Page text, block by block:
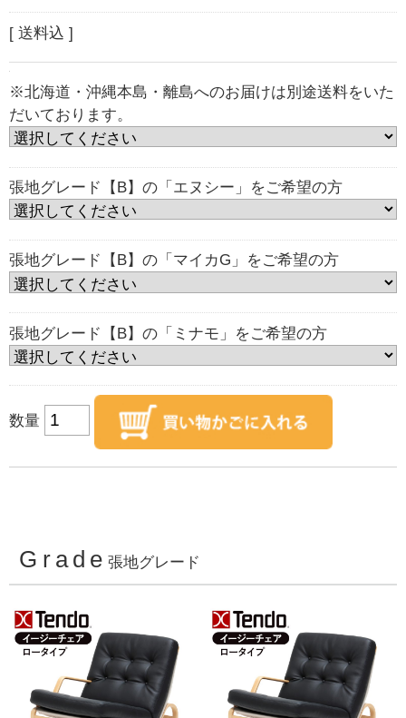
[ 送料込 ]
※北海道・沖縄本島・離島へのお届けは別途送料をいた
だいております。
張地グレード【B】の「エヌシー」をご希望の方
張地グレード【B】の「マイカG」をご希望の方
張地グレード【B】の「ミナモ」をご希望の方
数量
Grade 張地グレード